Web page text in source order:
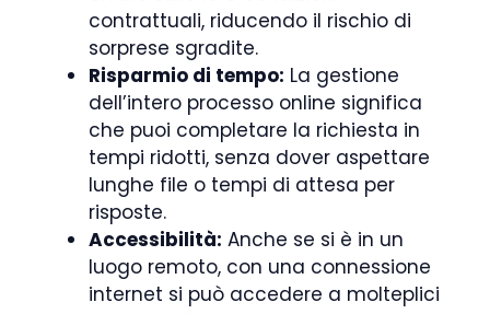
contrattuali, riducendo il rischio di
sorprese sgradite.
Risparmio di tempo: La gestione
dell’intero processo online significa
che puoi completare la richiesta in
tempi ridotti, senza dover aspettare
lunghe file o tempi di attesa per
risposte.
Accessibilità: Anche se si è in un
luogo remoto, con una connessione
internet si può accedere a molteplici